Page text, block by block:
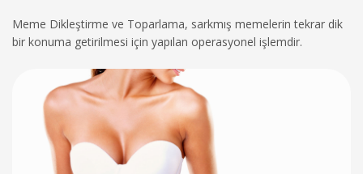
Meme Dikleştirme ve Toparlama, sarkmış memelerin tekrar dik
bir konuma getirilmesi için yapılan operasyonel işlemdir.